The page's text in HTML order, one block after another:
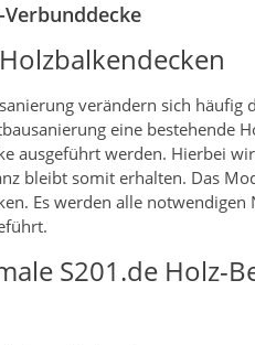
verändern sich häufig
eine bestehende
ausgeführt werden. Hierbei
bleibt somit erhalten. Das
Es werden alle notwendigen
S201.de Holz-